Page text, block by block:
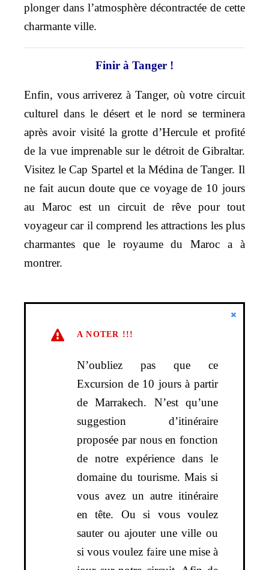
plonger dans l’atmosphère décontractée de cette
charmante ville.
Finir à Tanger !
Enfin, vous arriverez à Tanger, où votre circuit
culturel dans le désert et le nord se terminera
après avoir visité la grotte d’Hercule et profité
de la vue imprenable sur le détroit de Gibraltar.
Visitez le Cap Spartel et la Médina de Tanger. Il
ne fait aucun doute que ce voyage de 10 jours
au Maroc est un circuit de rêve pour tout
voyageur car il comprend les attractions les plus
charmantes que le royaume du Maroc a à
montrer.
A NOTER !!!
N’oubliez pas que ce
Excursion de 10 jours à partir
de Marrakech. N’est qu’une
suggestion d’itinéraire
proposée par nous en fonction
de notre expérience dans le
domaine du tourisme. Mais si
vous avez un autre itinéraire
en tête. Ou si vous voulez
sauter ou ajouter une ville ou
si vous voulez faire une mise à